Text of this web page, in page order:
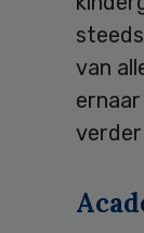
van
verder